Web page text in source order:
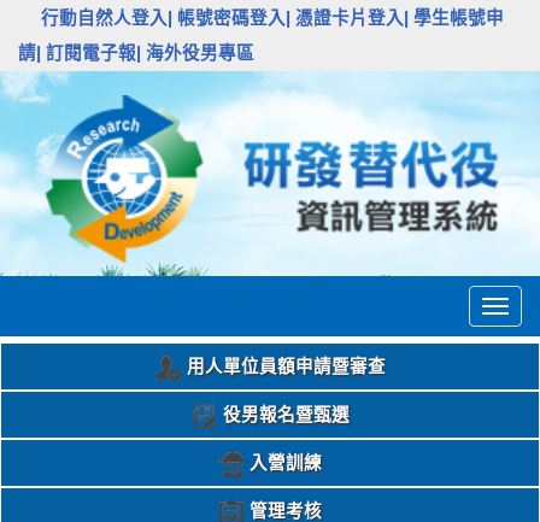
行動自然人登入| 帳號密碼登入| 憑證卡片登入|
學生帳號申
請| 訂閱電子報| 海外役男專區
用人單位員額申請暨審查
役男報名暨甄選
入營訓練
管理考核